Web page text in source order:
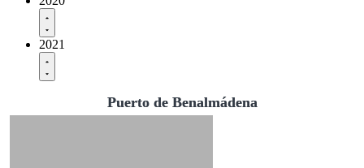
2021
Puerto de Benalmádena